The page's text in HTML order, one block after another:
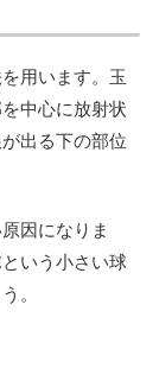
用います。玉
中心に放射状
出る下の部位
因になりま
いう小さい球
。